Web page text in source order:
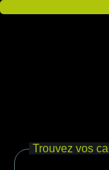
Trouvez vos